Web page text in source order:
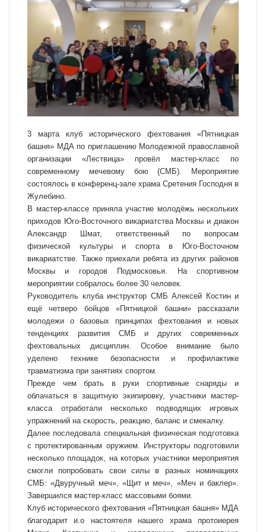
3 марта клуб исторического фехтования «Пятницкая
башня» МДА по приглашению Молодежной православной
организации «Лествица» провёл мастер-класс по
современному мечевому бою (СМБ). Мероприятие
состоялось в конференц-зале храма Сретения Господня в
Жулебино.
В мастер-классе приняла участие молодёжь нескольких
приходов Юго-Восточного викариатства Москвы и диакон
Александр Шмат, ответственный по вопросам
физической культуры и спорта в Юго-Восточном
викариатстве. Также приехали ребята из других районов
Москвы и городов Подмосковья. На спортивном
мероприятии собралось более 30 человек.
Руководитель клуба инструктор СМБ Алексей Костин и
ещё четверо бойцов «Пятницкой башни» рассказали
молодежи о базовых принципах фехтования и новых
тенденциях развития СМБ и других современных
фехтовальных дисциплин. Особое внимание было
уделено технике безопасности и профилактике
травматизма при занятиях спортом.
Прежде чем брать в руки спортивные снаряды и
облачаться в защитную экипировку, участники мастер-
класса отработали несколько подводящих игровых
упражнений на скорость, реакцию, баланс и смекалку.
Далее последовала специальная физическая подготовка
с протектированным оружием. Инструкторы подготовили
несколько площадок, на которых участники мероприятия
смогли попробовать свои силы в разных номинациях
СМБ: «Двуручный меч», «Щит и меч», «Меч и баклер».
Завершился мастер-класс массовыми боями.
Клуб исторического фехтования «Пятницкая башня» МДА
благодарит и.о настоятеля нашего храма протоиерея